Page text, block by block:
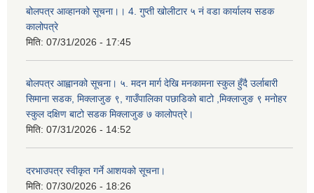
बोलपत्र आव्हानको सूचना।। 4. गुप्ती खोलीटार ५ नं वडा कार्यालय सडक
कालोपत्रे
मिति: 07/31/2026 - 17:45
बोलपत्र आह्वानको सूचना। ५. मदन मार्ग देखि मनकामना स्कुल हुँदै उर्लाबारी
सिमाना सडक, मिक्लाजुङ ९, गाउँपालिका पछाडिको बाटो ,मिक्लाजुङ ९ मनोहर
स्कुल दक्षिण बाटो सडक मिक्लाजुङ ७ कालोपत्रे।
मिति: 07/31/2026 - 14:52
दरभाउपत्र स्वीकृत गर्ने आशयको सूचना।
मिति: 07/30/2026 - 18:26